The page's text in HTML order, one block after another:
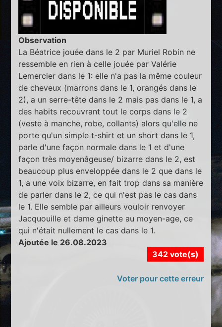
Observation
La Béatrice jouée dans le 2 par Muriel Robin ne
ressemble en rien à celle jouée par Valérie
Lemercier dans le 1: elle n'a pas la même couleur
de cheveux (marrons dans le 1, orangés dans le
2), a un serre-tête dans le 2 mais pas dans le 1, a
des habits recouvrant tout le corps dans le 2
(veste à manche, robe, collants) alors qu'elle ne
porte qu'un simple t-shirt et un short dans le 1,
parle d'une façon normale dans le 1 et d'une
façon très moyenâgeuse/ bizarre dans le 2, est
beaucoup plus enveloppée dans le 2 que dans le
1, a une voix bizarre, en fait trop dans sa manière
de parler dans le 2, ce qui n'est pas le cas dans
le 1. Elle semble par ailleurs vouloir renvoyer
Jacquouille et dame ginette au moyen-age, ce
qui n'était nullement le cas dans le 1.
Ajoutée le 26.08.2023
342 vote(s)
Voter pour cette erreur